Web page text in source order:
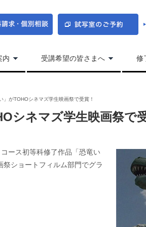
内 受講希望の皆さまへ 修
」がTOHOシネマズ学生映画祭で受賞！
シネマズ学生映画祭で
ース初等科修了作品「恐竜い
ショートフィルム部門でグラ